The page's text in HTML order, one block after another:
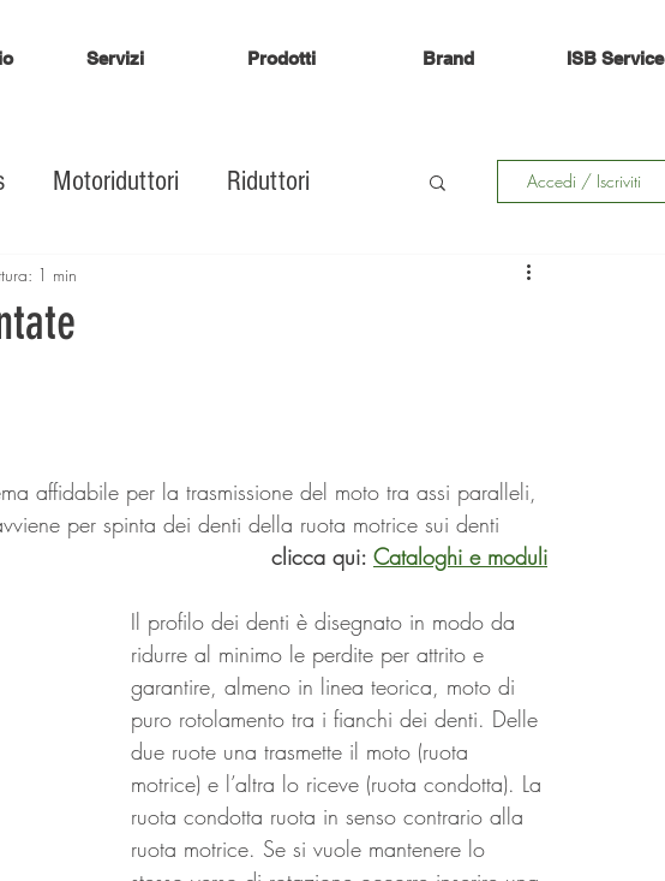
Servizi Prodotti Brand ISB Service
Motoriduttori Riduttori
Cuscinetti
Accedi / Iscriviti
1 min
affidabile per la trasmissione del moto tra assi paralleli,
per spinta dei denti della ruota motrice sui denti
clicca qui: Cataloghi e moduli
Il profilo dei denti è disegnato in modo da
ridurre al minimo le perdite per attrito e
garantire, almeno in linea teorica, moto di
puro rotolamento tra i fianchi dei denti. Delle
due ruote una trasmette il moto (ruota
motrice) e l’altra lo riceve (ruota condotta). La
ruota condotta ruota in senso contrario alla
ruota motrice. Se si vuole mantenere lo